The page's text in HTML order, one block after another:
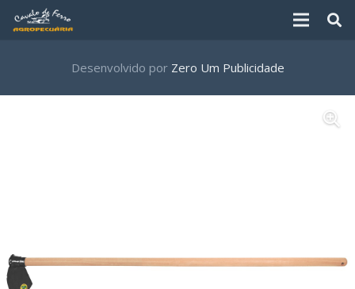
Desenvolvido por Zero Um Publicidade